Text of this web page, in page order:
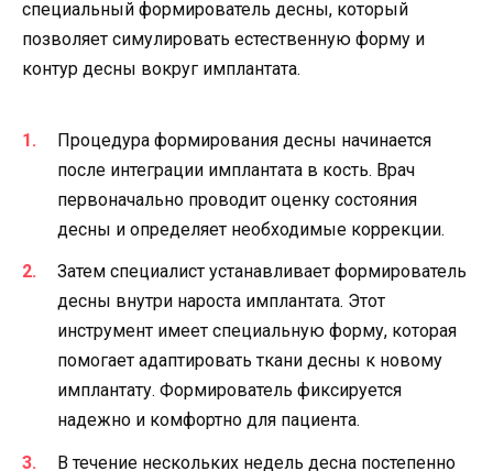
специальный формирователь десны, который
позволяет симулировать естественную форму и
контур десны вокруг имплантата.
Процедура формирования десны начинается
после интеграции имплантата в кость. Врач
первоначально проводит оценку состояния
десны и определяет необходимые коррекции.
Затем специалист устанавливает формирователь
десны внутри нароста имплантата. Этот
инструмент имеет специальную форму, которая
помогает адаптировать ткани десны к новому
имплантату. Формирователь фиксируется
надежно и комфортно для пациента.
В течение нескольких недель десна постепенно